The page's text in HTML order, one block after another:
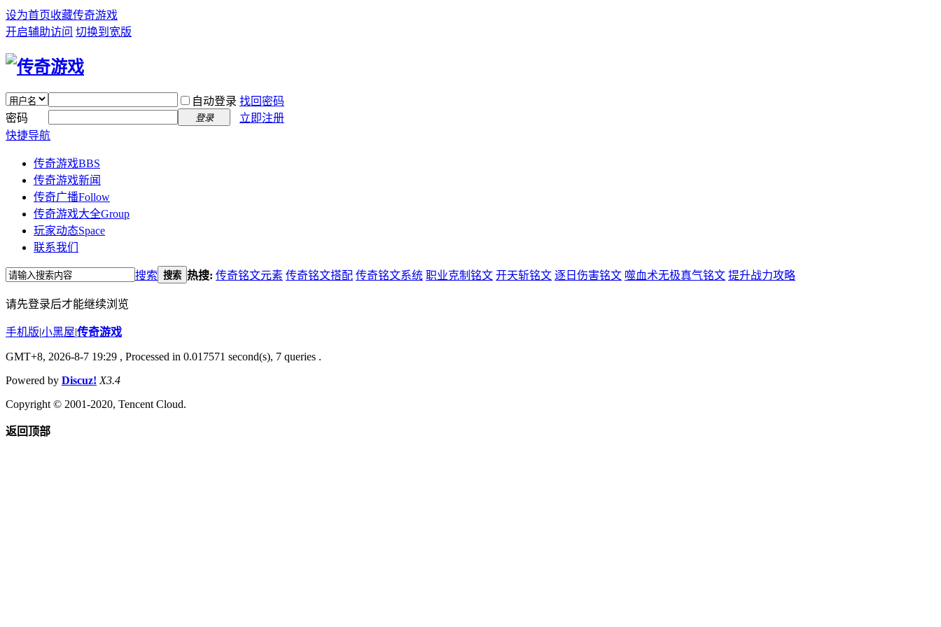
设为首页收藏传奇游戏
开启辅助访问 切换到宽版
自动登录 找回密码
密码
登录
立即注册
快捷导航
传奇游戏BBS
传奇游戏新闻
传奇广播Follow
传奇游戏大全Group
玩家动态Space
联系我们
搜索 搜索 热搜: 传奇铭文元素 传奇铭文搭配 传奇铭文系统 职业克制铭文 开天斩铭文 逐日伤害铭文 噬血术无极真气铭文 提升战力攻略
请先登录后才能继续浏览
手机版|小黑屋|传奇游戏
GMT+8, 2026-8-7 19:29 , Processed in 0.017571 second(s), 7 queries .
Powered by Discuz! X3.4
Copyright © 2001-2020, Tencent Cloud.
返回顶部